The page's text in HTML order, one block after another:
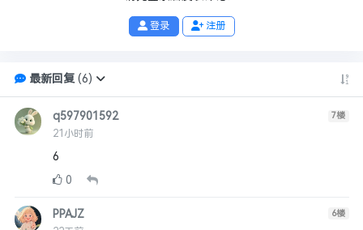
登录 注册
最新回复(6)
q597901592
21小时前
7楼
6
0
PPAJZ 6楼